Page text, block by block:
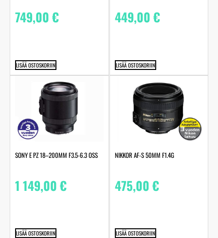
749,00€
LISÄÄ OSTOSKORIIN
449,00€
LISÄÄ OSTOSKORIIN
SONY E PZ 18–200MM F3.5-6.3 OSS
1 149,00€
LISÄÄ OSTOSKORIIN
NIKKOR AF-S 50MM F1.4G
475,00€
LISÄÄ OSTOSKORIIN